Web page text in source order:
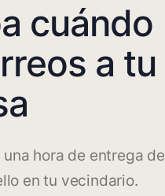
cuándo
a tu
hora de entrega de
en tu vecindario.